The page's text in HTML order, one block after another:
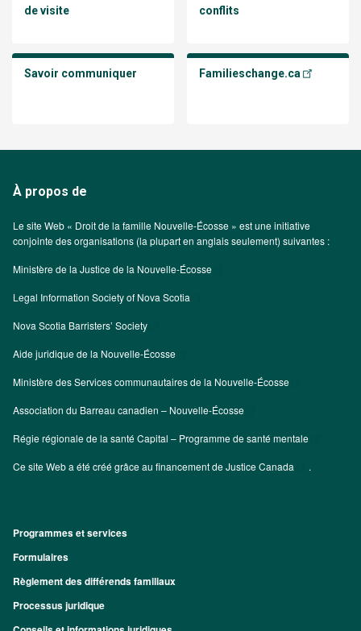
de visite
conflits
Savoir communiquer Familieschange.ca
À propos de
Le site Web « Droit de la famille Nouvelle-Écosse » est une initiative
conjointe des organisations (la plupart en anglais seulement) suivantes :
Ministère de la Justice de la Nouvelle-Écosse
Legal Information Society of Nova Scotia
Nova Scotia Barristers’ Society
Aide juridique de la Nouvelle-Écosse
Ministère des Services communautaires de la Nouvelle-Écosse
Association du Barreau canadien – Nouvelle-Écosse
Régie régionale de la santé Capital – Programme de santé mentale
Ce site Web a été créé grâce au financement deJustice Canada .
Footer
Programmes et services
Formulaires
Règlement des différends familiaux
Processus juridique